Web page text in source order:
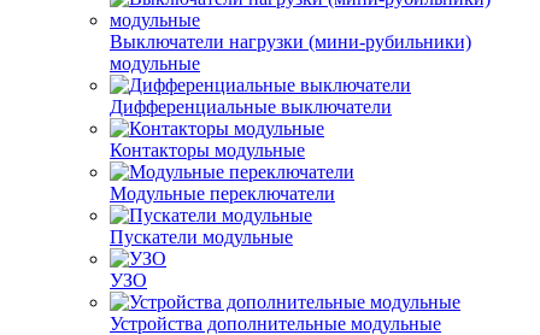
Выключатели нагрузки (мини-рубильники)
модульные
Дифференциальные выключатели
Контакторы модульные
Модульные переключатели
Пускатели модульные
УЗО
Устройства дополнительные модульные